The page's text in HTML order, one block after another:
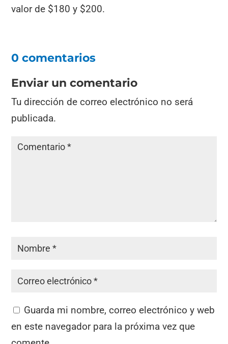
valor de $180 y $200.
0 comentarios
Enviar un comentario
Tu dirección de correo electrónico no será
publicada.
Guarda mi nombre, correo electrónico y web
en este navegador para la próxima vez que